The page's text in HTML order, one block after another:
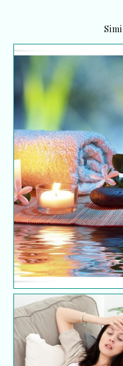
Tip
Atasi sembelit dan
buasir ketika hamil